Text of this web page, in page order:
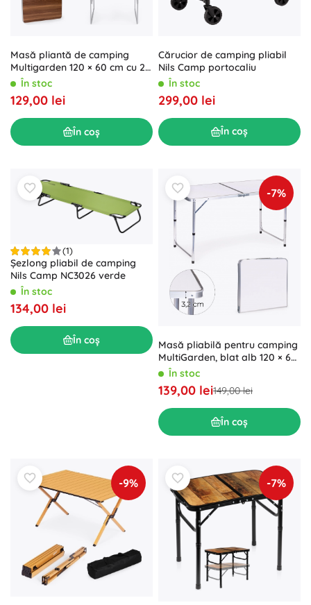
Masă pliantă de camping
Multigarden 120 × 60 cm cu 2
rafturi laterale, maro
În stoc
129,00 lei
În coș
Cărucior de camping pliabil
Nils Camp portocaliu
În stoc
299,00 lei
În coș
(1)
Șezlong pliabil de camping
Nils Camp NC3026 verde
În stoc
134,00 lei
În coș
-7%
Masă pliabilă pentru camping
MultiGarden, blat alb 120 × 60
cmÎn stoc
139,00 lei149,00 lei
În coș
-9% -7%